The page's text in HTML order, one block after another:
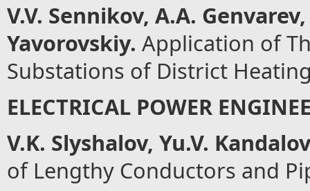
V.V. Sennikov, A.A.
Yavorovskiy. Application of
Substations of District
ELECTRICAL POWER
V.K. Slyshalov, Yu.V.
of Lengthy Conductors and